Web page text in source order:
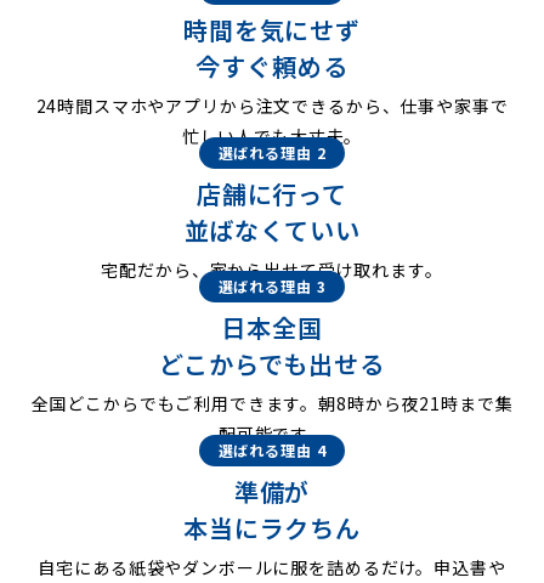
時間を気にせず
今すぐ頼める
24時間スマホやアプリから注文できるから、仕事や家事で
忙しい人でも大丈夫。
選ばれる理由 2
店舗に行って
並ばなくていい
宅配だから、家から出せて受け取れます。
選ばれる理由 3
日本全国
どこからでも出せる
全国どこからでもご利用できます。朝8時から夜21時まで集
配可能です。
選ばれる理由 4
準備が
本当にラクちん
自宅にある紙袋やダンボールに服を詰めるだけ。申込書や